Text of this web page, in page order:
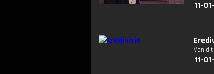
11-
Van
11-